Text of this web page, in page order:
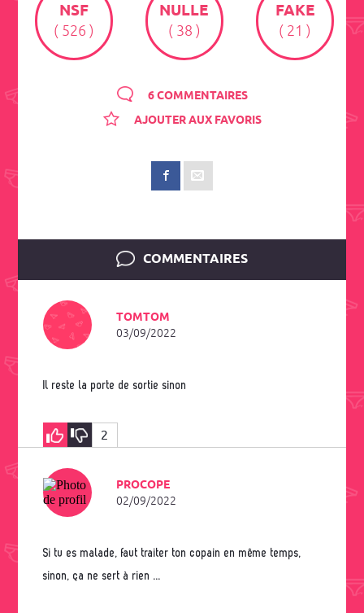
NSF
( 526 )
NULLE
( 38 )
FAKE
( 21 )
6 COMMENTAIRES
AJOUTER AUX FAVORIS
COMMENTAIRES
TOMTOM
03/09/2022
Il reste la porte de sortie sinon
2
PROCOPE
02/09/2022
Si tu es malade, faut traiter ton copain en même temps,
sinon, ça ne sert à rien ...